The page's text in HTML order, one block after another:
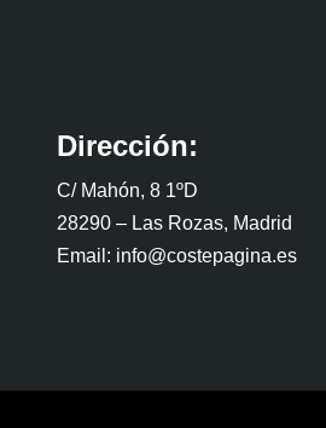
Dirección:
C/ Mahón, 8 1ºD
28290 – Las Rozas, Madrid
Email: info@costepagina.es